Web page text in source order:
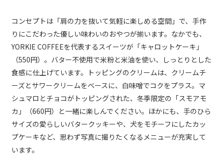
コンセプトは「肩の力を抜いて気軽に楽しめる空間」で、手作
りにこだわった優しい味わいのおやつが揃います。なかでも、
YORKIE COFFEEを代表するスイーツが「キャロットケーキ」
（550円）。バター不使用で米粉と米油を使い、しっとりとした
食感に仕上げています。トッピングのクリームは、クリームチ
ーズとサワークリームをベースに、白味噌でコクをプラス。マ
シュマロとチョコがトッピングされた、冬季限定の「スモアモ
カ」（660円）と一緒に楽しんでください。ほかにも、手のひら
サイズの愛らしいバタークッキーや、犬をモチーフにしたカッ
プケーキなど、思わず写真に撮りたくなるメニューが充実して
います。